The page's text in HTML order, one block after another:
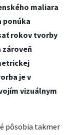
maliara
ponúka
rokov tvorby
zároveň
je v
vizuálnym
pôsobia takmer